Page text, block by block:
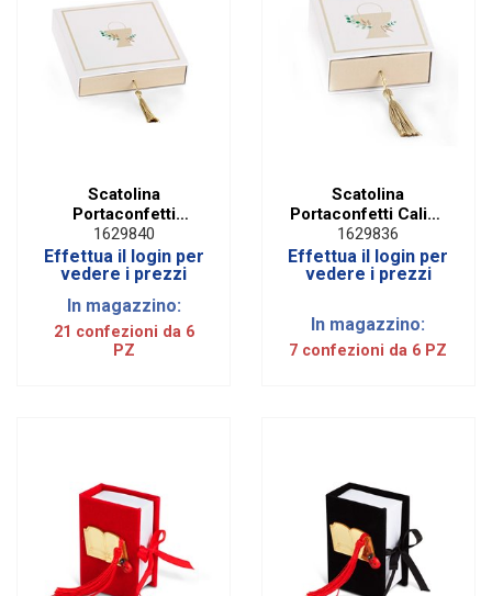
Scatolina
Portaconfetti
Grande Calice
Comunione con
Nappina e Inserto
1629840
Effettua il login per
vedere i prezzi
In magazzino:
21 confezioni da 6
PZ
Scatolina
Portaconfetti Calice
Comunione con
Nappina e Inserto
Removibile (6 PZ)
1629836
Effettua il login per
vedere i prezzi
In magazzino:
7 confezioni da 6 PZ